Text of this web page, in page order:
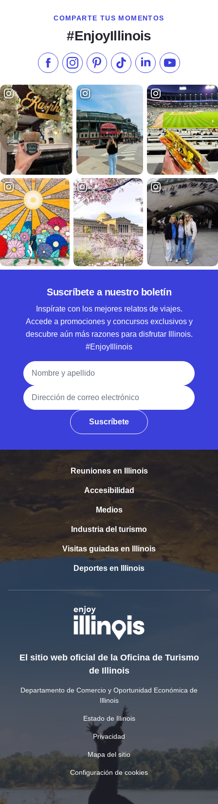
COMPARTE TUS MOMENTOS
#EnjoyIllinois
Síganos en Facebook
Síganos en Instagram
Visite nuestro Pinterest
Síganos en TikTok
Síganos en LinkedIn
Suscríbase a
Suscríbete a nuestro boletín
Inspírate con los mejores relatos de viajes.
Accede a promociones y concursos exclusivos y
descubre aún más razones para disfrutar Illinois.
#EnjoyIllinois
Nombre y apellido
Dirección de correo electrónico
Suscríbete
Reuniones en Illinois
Accesibilidad
Medios
Industria del turismo
Visitas guiadas en Illinois
Deportes en Illinois
El sitio web oficial de la Oficina de Turismo
de Illinois
Departamento de Comercio y Oportunidad Económica de
Illinois
Estado de Illinois
Privacidad
Mapa del sitio
Configuración de cookies